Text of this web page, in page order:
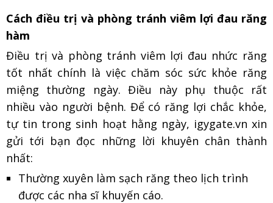
Cách điều trị và phòng tránh viêm lợi đau răng
hàm
Điều trị và phòng tránh viêm lợi đau nhức răng
tốt nhất chính là việc chăm sóc sức khỏe răng
miệng thường ngày. Điều này phụ thuộc rất
nhiều vào người bệnh. Để có răng lợi chắc khỏe,
tự tin trong sinh hoạt hằng ngày, igygate.vn xin
gửi tới bạn đọc những lời khuyên chân thành
nhất:
Thường xuyên làm sạch răng theo lịch trình
được các nha sĩ khuyến cáo.